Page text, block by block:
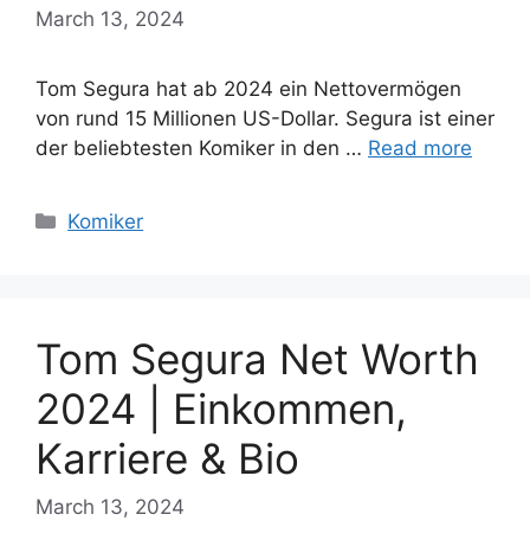
March 13, 2024
Tom Segura hat ab 2024 ein Nettovermögen
von rund 15 Millionen US-Dollar. Segura ist einer
der beliebtesten Komiker in den … Read more
Categories
Komiker
Tom Segura Net Worth
2024 | Einkommen,
Karriere & Bio
March 13, 2024